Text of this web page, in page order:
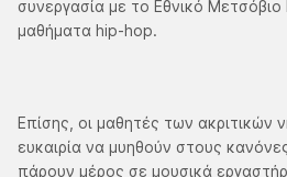
συνεργασία με το Εθνικό Μετσόβιο
μαθήματα hip-hop.
Επίσης, οι μαθητές των ακριτικών
ευκαιρία να μυηθούν στους
πάρουν μέρος σε μουσικά